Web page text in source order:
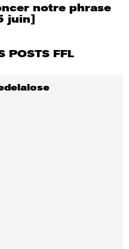
notre phrase
juin]
POSTS FFL